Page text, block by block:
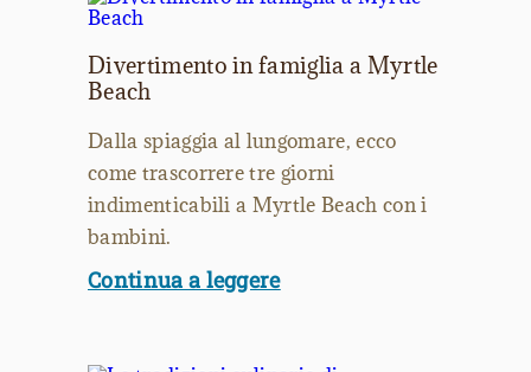
Divertimento in famiglia a Myrtle
Beach
Dalla spiaggia al lungomare, ecco
come trascorrere tre giorni
indimenticabili a Myrtle Beach con i
bambini.
Continua a leggere